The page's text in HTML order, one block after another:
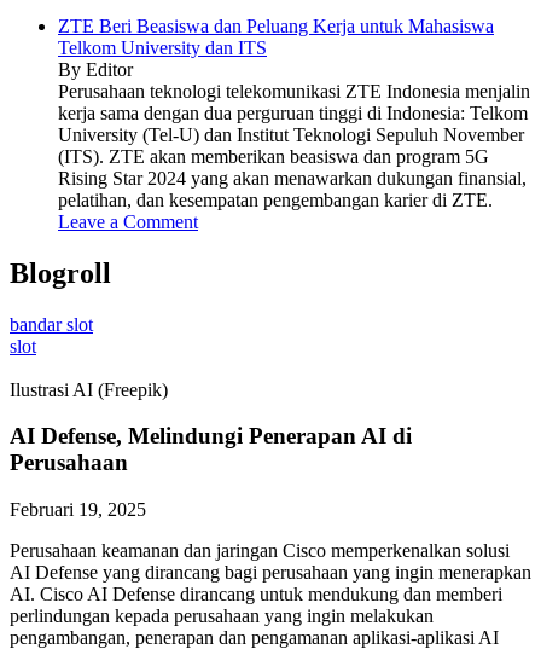
ZTE Beri Beasiswa dan Peluang Kerja untuk Mahasiswa
Telkom University dan ITS
By Editor
Perusahaan teknologi telekomunikasi ZTE Indonesia menjalin
kerja sama dengan dua perguruan tinggi di Indonesia: Telkom
University (Tel-U) dan Institut Teknologi Sepuluh November
(ITS). ZTE akan memberikan beasiswa dan program 5G
Rising Star 2024 yang akan menawarkan dukungan finansial,
pelatihan, dan kesempatan pengembangan karier di ZTE.
Leave a Comment
Blogroll
bandar slot
slot
Ilustrasi AI (Freepik)
AI Defense, Melindungi Penerapan AI di
Perusahaan
Februari 19, 2025
Perusahaan keamanan dan jaringan Cisco memperkenalkan solusi
AI Defense yang dirancang bagi perusahaan yang ingin menerapkan
AI. Cisco AI Defense dirancang untuk mendukung dan memberi
perlindungan kepada perusahaan yang ingin melakukan
pengambangan, penerapan dan pengamanan aplikasi-aplikasi AI